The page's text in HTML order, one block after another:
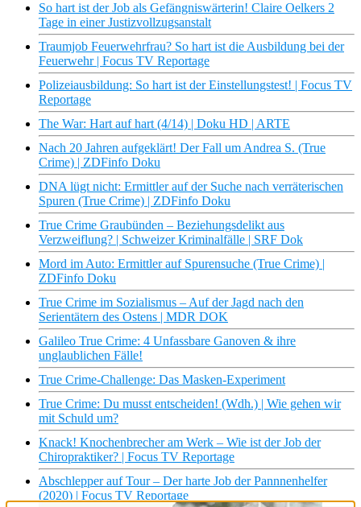
So hart ist der Job als Gefängniswärterin! Claire Oelkers 2
Tage in einer Justizvollzugsanstalt
Traumjob Feuerwehrfrau? So hart ist die Ausbildung bei der
Feuerwehr | Focus TV Reportage
Polizeiausbildung: So hart ist der Einstellungstest! | Focus TV
Reportage
The War: Hart auf hart (4/14) | Doku HD | ARTE
Nach 20 Jahren aufgeklärt! Der Fall um Andrea S. (True
Crime) | ZDFinfo Doku
DNA lügt nicht: Ermittler auf der Suche nach verräterischen
Spuren (True Crime) | ZDFinfo Doku
True Crime Graubünden – Beziehungsdelikt aus
Verzweiflung? | Schweizer Kriminalfälle | SRF Dok
Mord im Auto: Ermittler auf Spurensuche (True Crime) |
ZDFinfo Doku
True Crime im Sozialismus – Auf der Jagd nach den
Serientätern des Ostens | MDR DOK
Galileo True Crime: 4 Unfassbare Ganoven & ihre
unglaublichen Fälle!
True Crime-Challenge: Das Masken-Experiment
True Crime: Du musst entscheiden! (Wdh.) | Wie gehen wir
mit Schuld um?
Knack! Knochenbrecher am Werk – Wie ist der Job der
Chiropraktiker? | Focus TV Reportage
Abschlepper auf Tour – Der harte Job der Pannnenhelfer
(2020) | Focus TV Reportage